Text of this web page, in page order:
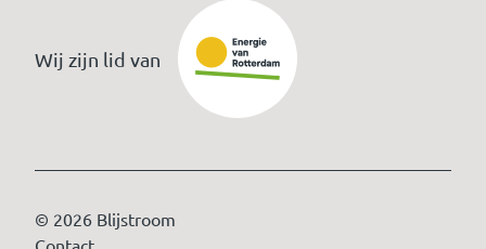
Wij zijn lid van
© 2026 Blijstroom